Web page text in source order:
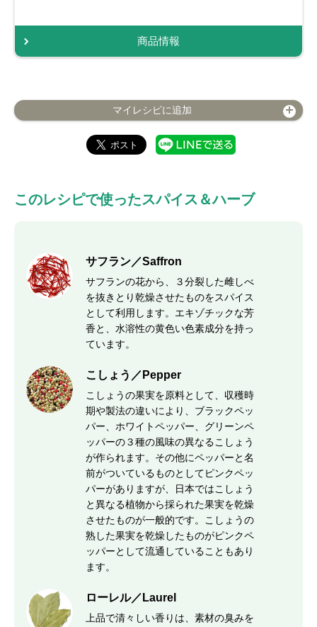
商品情報
マイレシピに追加
このレシピで使ったスパイス＆ハーブ
サフラン／Saffron
サフランの花から、３分裂した雌しべ
を抜きとり乾燥させたものをスパイス
として利用します。エキゾチックな芳
香と、水溶性の黄色い色素成分を持っ
ています。
こしょう／Pepper
こしょうの果実を原料として、収穫時
期や製法の違いにより、ブラックペッ
パー、ホワイトペッパー、グリーンペ
ッパーの３種の風味の異なるこしょう
が作られます。その他にペッパーと名
前がついているものとしてピンクペッ
パーがありますが、日本ではこしょう
と異なる植物から採られた果実を乾燥
させたものが一般的です。こしょうの
熟した果実を乾燥したものがピンクペ
ッパーとして流通していることもあり
ます。
ローレル／Laurel
上品で清々しい香りは、素材の臭みを